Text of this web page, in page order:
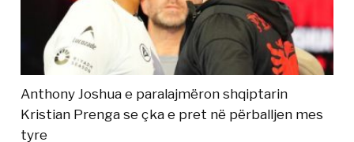
Anthony Joshua e paralajmëron shqiptarin
Kristian Prenga se çka e pret në përballjen mes
tyre